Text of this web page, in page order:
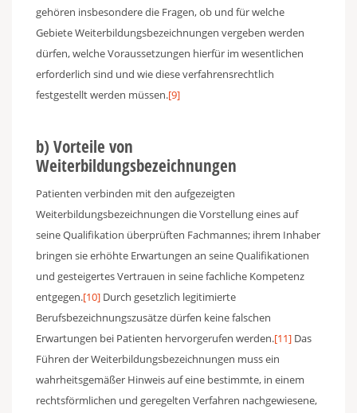
gehören insbesondere die Fragen, ob und für welche
Gebiete Weiterbildungsbezeichnungen vergeben werden
dürfen, welche Voraussetzungen hierfür im wesentlichen
erforderlich sind und wie diese verfahrensrechtlich
festgestellt werden müssen.[9]
b) Vorteile von
Weiterbildungsbezeichnungen
Patienten verbinden mit den aufgezeigten
Weiterbildungsbezeichnungen die Vorstellung eines auf
seine Qualifikation überprüften Fachmannes; ihrem Inhaber
bringen sie erhöhte Erwartungen an seine Qualifikationen
und gesteigertes Vertrauen in seine fachliche Kompetenz
entgegen.[10] Durch gesetzlich legitimierte
Berufsbezeichnungszusätze dürfen keine falschen
Erwartungen bei Patienten hervorgerufen werden.[11] Das
Führen der Weiterbildungsbezeichnungen muss ein
wahrheitsgemäßer Hinweis auf eine bestimmte, in einem
rechtsförmlichen und geregelten Verfahren nachgewiesene,